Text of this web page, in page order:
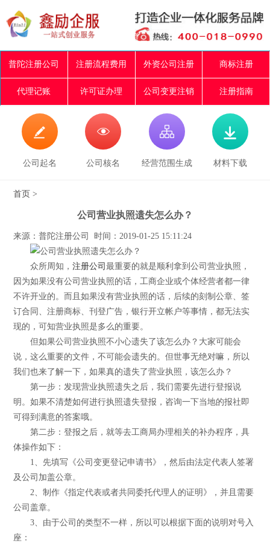
普陀注册公司 注册流程费用 外资公司注册 商标注册
代理记账 许可证办理 公司变更注销 注册指南

公司起名

公司核名

经营范围生成

材料下载
首页 >
公司营业执照遗失怎么办？
来源：普陀注册公司 时间：2019-01-25 15:11:24
众所周知，注册公司最重要的就是顺利拿到公司营业执照，
因为如果没有公司营业执照的话，工商企业或个体经营者都一律
不许开业的。而且如果没有营业执照的话，后续的刻制公章、签
订合同、注册商标、刊登广告，银行开立帐户等事情，都无法实
现的，可知营业执照是多么的重要。
但如果公司营业执照不小心遗失了该怎么办？大家可能会
说，这么重要的文件，不可能会遗失的。但世事无绝对嘛，所以
我们也来了解一下，如果真的遗失了营业执照，该怎么办？
第一步：发现营业执照遗失之后，我们需要先进行登报说
明。如果不清楚如何进行执照遗失登报，咨询一下当地的报社即
可得到满意的答案哦。
第二步：登报之后，就等去工商局办理相关的补办程序，具
体操作如下：
1、先填写《公司变更登记申请书》，然后由法定代表人签署
及公司加盖公章。
2、制作《指定代表或者共同委托代理人的证明》，并且需要
公司盖章。
3、由于公司的类型不一样，所以可以根据下面的说明对号入
座：